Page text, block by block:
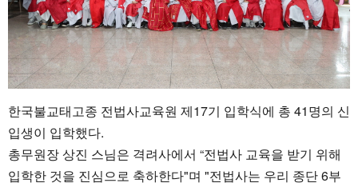
한국불교태고종 전법사교육원 제17기 입학식에 총 41명의 신
입생이 입학했다.
총무원장 상진 스님은 격려사에서 “전법사 교육을 받기 위해
입학한 것을 진심으로 축하한다"며 "전법사는 우리 종단 6부